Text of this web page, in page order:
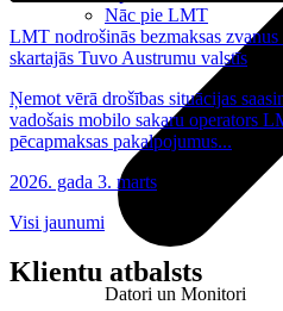
Nāc pie LMT
Datori un Monitori
LMT nodrošinās bezmaksas
skartajās Tuvo Austrumu valstīs
Ņemot vērā drošības situācijas
vadošais mobilo sakaru operators
pēcapmaksas pakalpojumus...
2026. gada 3. marts
Visi jaunumi
Klientu atbalsts